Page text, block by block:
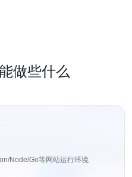
做些什么
Node/Go等网站运行环境